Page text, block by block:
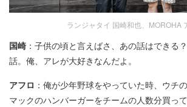
ランジャタイ 国崎和也、MOROHA
国崎 ：子供の頃と言えばさ、あの話はでき
話。俺、アレが大好きなんだよ。
アフロ ：俺が少年野球をやっていた時、ウチ
マックのハンバーガーをチームの人数分買っ